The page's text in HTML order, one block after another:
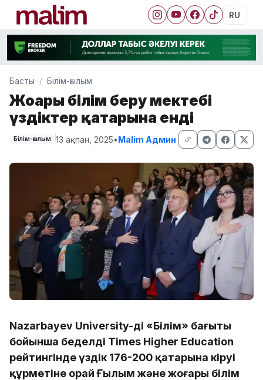
RU
Басты Білім-ғылым
Жоғары білім беру мектебі
үздіктер қатарына енді
Білім-ғылым 13 ақпан, 2025•Malim Админ
Nazarbayev University-дің «Білім» бағыты
бойынша беделді Times Higher Education
рейтингінде үздік 176-200 қатарына кіруі
құрметіне орай Ғылым және жоғары білім